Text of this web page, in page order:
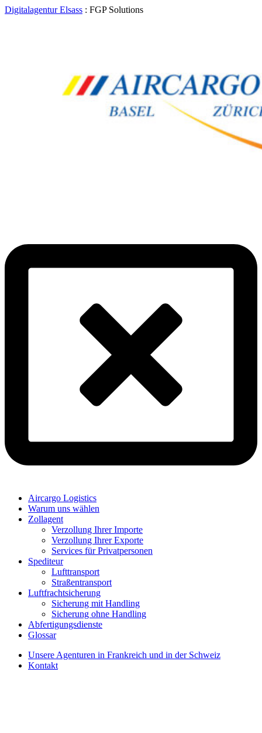
Digitalagentur Elsass : FGP Solutions
Aircargo Logistics
Warum uns wählen
Zollagent
Verzollung Ihrer Importe
Verzollung Ihrer Exporte
Services für Privatpersonen
Spediteur
Lufttransport
Straßentransport
Luftfrachtsicherung
Sicherung mit Handling
Sicherung ohne Handling
Abfertigungsdienste
Glossar
Unsere Agenturen in Frankreich und in der Schweiz
Kontakt